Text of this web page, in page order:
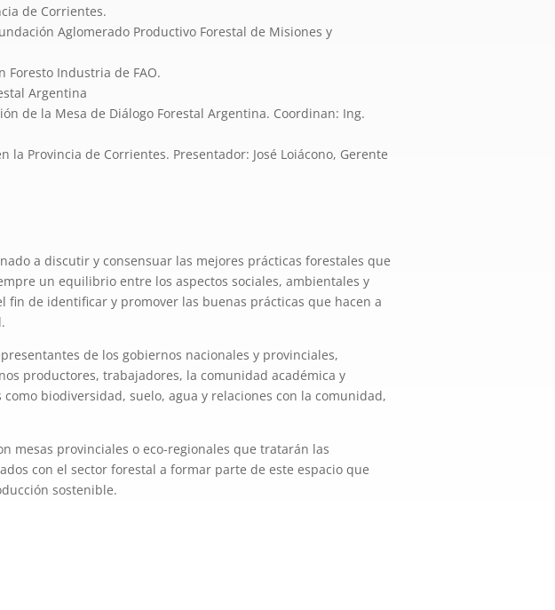
de Corrientes.
Aglomerado Productivo Forestal de Misiones y
Foresto Industria de FAO.
Argentina
de la Mesa de Diálogo Forestal Argentina. Coordinan: Ing.
Provincia de Corrientes. Presentador: José Loiácono, Gerente
a discutir y consensuar las mejores prácticas forestales que
un equilibrio entre los aspectos sociales, ambientales y
fin de identificar y promover las buenas prácticas que hacen a
de los gobiernos nacionales y provinciales,
productores, trabajadores, la comunidad académica y
biodiversidad, suelo, agua y relaciones con la comunidad,
mesas provinciales o eco-regionales que tratarán las
con el sector forestal a formar parte de este espacio que
sostenible.